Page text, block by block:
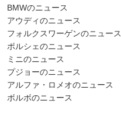
BMWのニュース
アウディのニュース
フォルクスワーゲンのニュース
ポルシェのニュース
ミニのニュース
プジョーのニュース
アルファ・ロメオのニュース
ボルボのニュース